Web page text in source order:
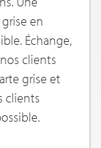
en
Échange,
clients
grise et
clients